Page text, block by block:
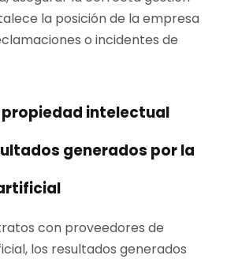
la posición de la empresa
o incidentes de
propiedad intelectual
generados por la
con proveedores de
los resultados generados